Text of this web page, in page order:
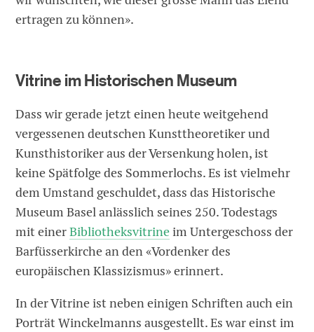
ertragen zu können».
Vitrine im Historischen Museum
Dass wir gerade jetzt einen heute weitgehend
vergessenen deutschen Kunsttheoretiker und
Kunsthistoriker aus der Versenkung holen, ist
keine Spätfolge des Sommerlochs. Es ist vielmehr
dem Umstand geschuldet, dass das Historische
Museum Basel anlässlich seines 250. Todestags
mit einerBibliotheksvitrineim Untergeschoss der
Barfüsserkirche an den «Vordenker des
europäischen Klassizismus» erinnert.
In der Vitrine ist neben einigen Schriften auch ein
Porträt Winckelmanns ausgestellt. Es war einst im